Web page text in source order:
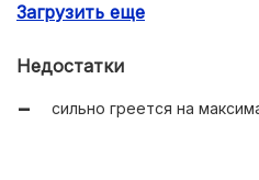
на торце отверстие для
Загрузить еще
Недостатки
сильно греется на